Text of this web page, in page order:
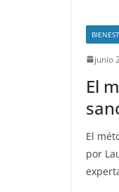
junio
El
El
por